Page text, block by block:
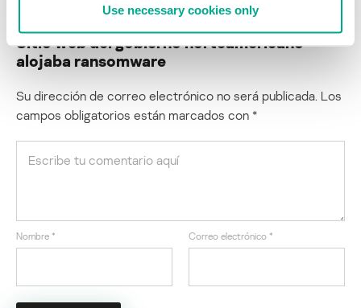
Use necessary cookies only
Sitio web del gobierno norteamericano
alojaba ransomware
Su dirección de correo electrónico no será publicada. Los
campos obligatorios están marcados con *
Nombre * Correo electrónico *